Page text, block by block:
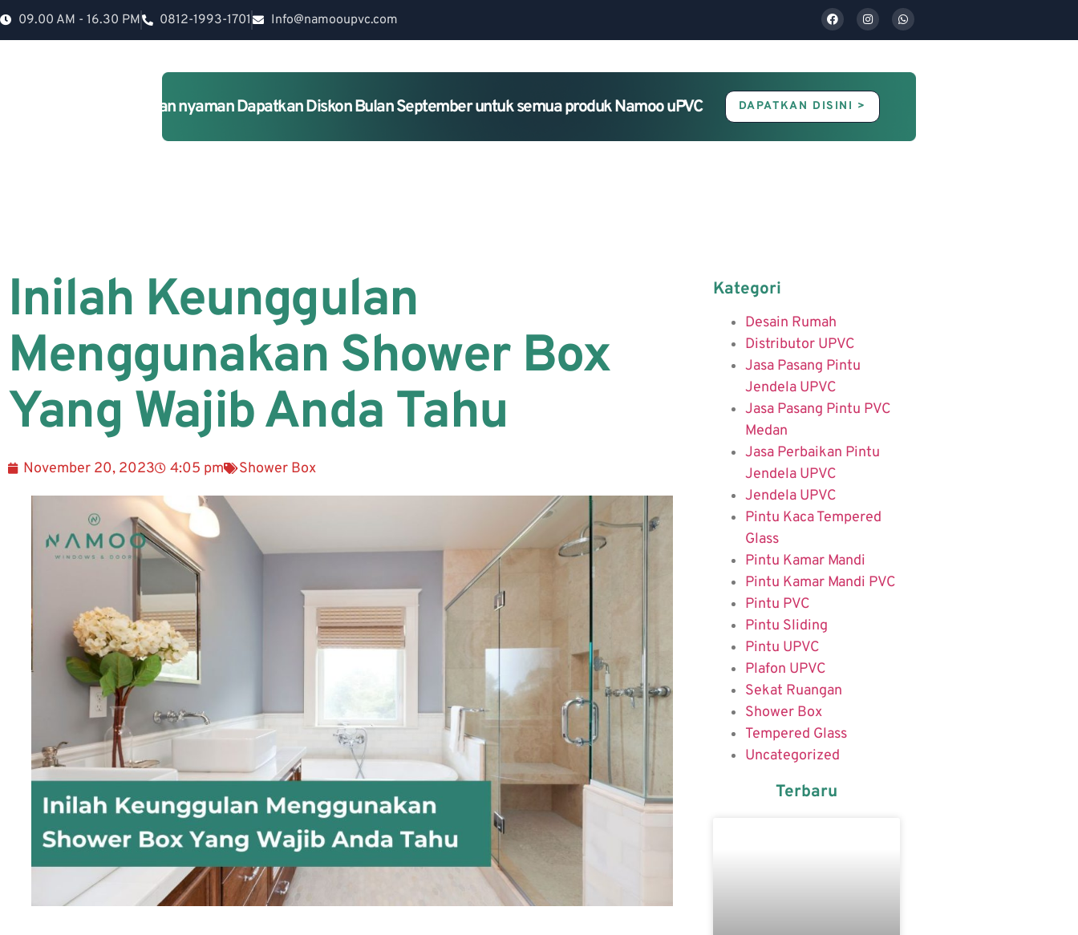
09.00 AM - 16.30 PM 0812-1993-1701 Info@namooupvc.com
Rumah lebih Aman dan nyaman Dapatkan Diskon Bulan September untuk semua produk Namoo uPVC DAPATKAN DISINI >
Inilah Keunggulan
Menggunakan Shower Box
Yang Wajib Anda Tahu
November 20, 2023 4:05 pm Shower Box
Kategori
Desain Rumah
Distributor UPVC
Jasa Pasang Pintu
Jendela UPVC
Jasa Pasang Pintu PVC
Medan
Jasa Perbaikan Pintu
Jendela UPVC
Jendela UPVC
Pintu Kaca Tempered
Glass
Pintu Kamar Mandi
Pintu Kamar Mandi PVC
Pintu PVC
Pintu Sliding
Pintu UPVC
Plafon UPVC
Sekat Ruangan
Shower Box
Tempered Glass
Uncategorized
Terbaru